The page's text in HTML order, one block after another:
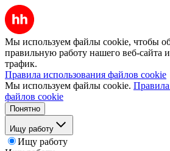
Мы используем файлы cookie, чтобы
правильную работу нашего веб-сайта
трафик.
Правила использования файлов cookie
Мы используем файлы cookie.
файлов cookie
Понятно
Ищу работу
Ищу работу